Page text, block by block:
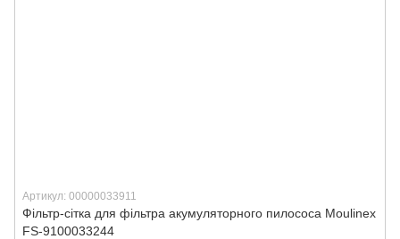
Артикул: 00000033911
Фільтр-сітка для фільтра акумуляторного пилососа Moulinex
FS-9100033244